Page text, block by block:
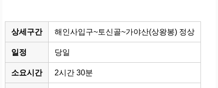
상세구간 해인사입구~토신골~가야산(상왕봉) 정상
일정 당일
소요시간 2시간 30분